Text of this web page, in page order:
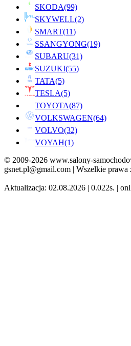
SKODA(99)
SKYWELL(2)
SMART(11)
SSANGYONG(19)
SUBARU(31)
SUZUKI(55)
TATA(5)
TESLA(5)
TOYOTA(87)
VOLKSWAGEN(64)
VOLVO(32)
VOYAH(1)
© 2009-2026 www.salony-
gsnet.pl@gmail.com | Wszelkie prawa
Aktualizacja: 02.08.2026 | 0.022s. |